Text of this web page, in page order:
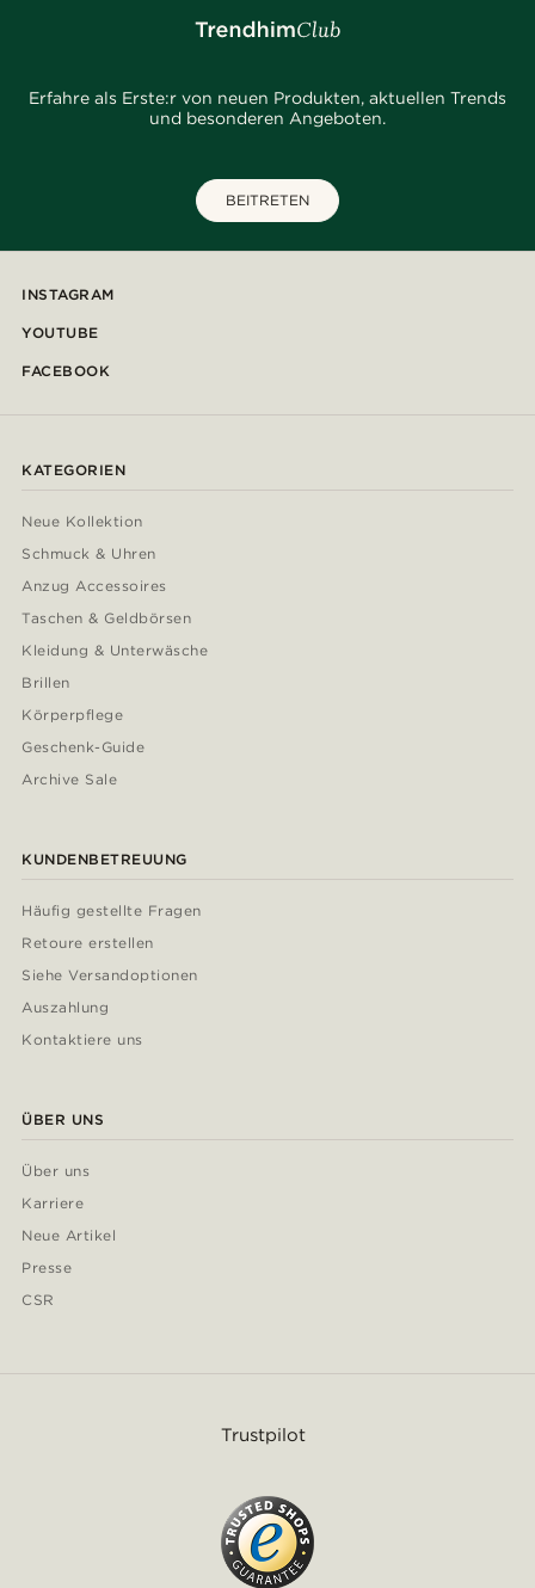
Erfahre als Erste:r von neuen Produkten, aktuellen Trends
und besonderen Angeboten.
BEITRETEN
INSTAGRAM
YOUTUBE
FACEBOOK
KATEGORIEN
Neue Kollektion
Schmuck & Uhren
Anzug Accessoires
Taschen & Geldbörsen
Kleidung & Unterwäsche
Brillen
Körperpflege
Geschenk-Guide
Archive Sale
KUNDENBETREUUNG
Häufig gestellte Fragen
Retoure erstellen
Siehe Versandoptionen
Auszahlung
Kontaktiere uns
ÜBER UNS
Über uns
Karriere
Neue Artikel
Presse
CSR
Trustpilot